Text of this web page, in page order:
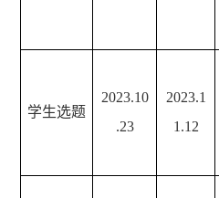
学生选题
2023.10
.23
2023.1
1.12